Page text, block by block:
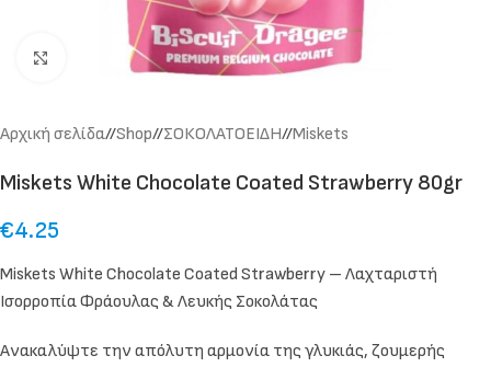
Click to enlarge
Αρχική σελίδα/ Shop/ ΣΟΚΟΛΑΤΟΕΙΔΗ/ Miskets
Miskets White Chocolate Coated Strawberry 80gr
€4.25
Miskets White Chocolate Coated Strawberry – Λαχταριστή
Ισορροπία Φράουλας & Λευκής Σοκολάτας
Ανακαλύψτε την απόλυτη αρμονία της γλυκιάς, ζουμερής